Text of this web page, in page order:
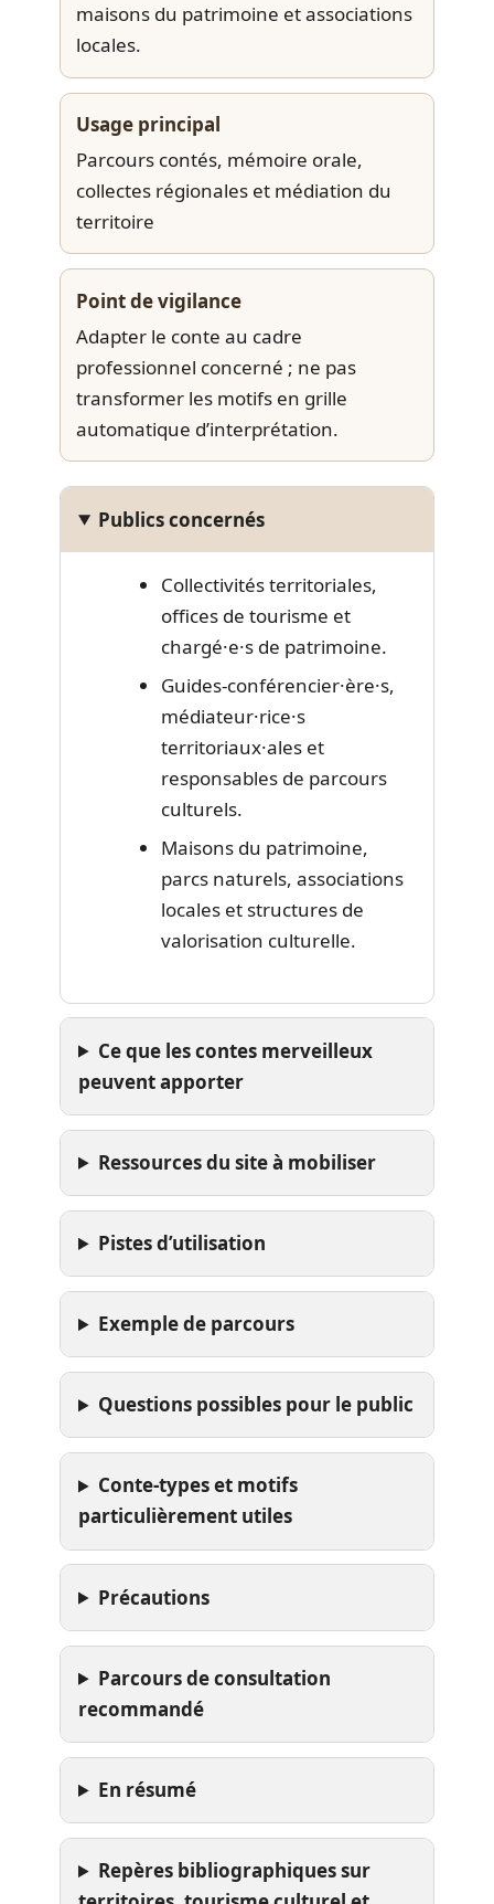
maisons du patrimoine et associations
locales.
Usage principal
Parcours contés, mémoire orale,
collectes régionales et médiation du
territoire
Point de vigilance
Adapter le conte au cadre
professionnel concerné ; ne pas
transformer les motifs en grille
automatique d’interprétation.
Publics concernés
Collectivités territoriales,
offices de tourisme et
chargé·e·s de patrimoine.
Guides-conférencier·ère·s,
médiateur·rice·s
territoriaux·ales et
responsables de parcours
culturels.
Maisons du patrimoine,
parcs naturels, associations
locales et structures de
valorisation culturelle.
Ce que les contes merveilleux
peuvent apporter
Ressources du site à mobiliser
Pistes d’utilisation
Exemple de parcours
Questions possibles pour le public
Conte-types et motifs
particulièrement utiles
Précautions
Parcours de consultation
recommandé
En résumé
Repères bibliographiques sur